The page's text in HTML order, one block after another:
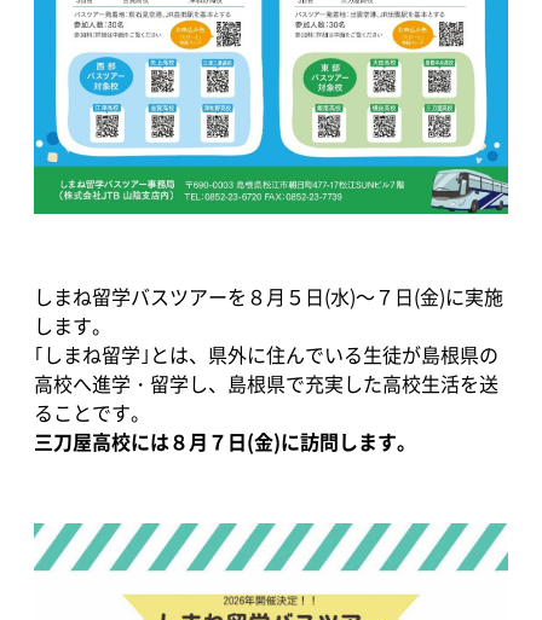
しまね留学バスツアーを８月５日(水)～７日(金)に実施
します。
｢しまね留学｣とは、県外に住んでいる生徒が島根県の
高校へ進学・留学し、島根県で充実した高校生活を送
ることです。
三刀屋高校には８月７日(金)に訪問します。